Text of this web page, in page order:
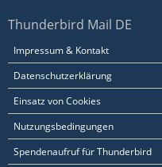
Thunderbird Mail DE
Impressum & Kontakt
Datenschutzerklärung
Einsatz von Cookies
Nutzungsbedingungen
Spendenaufruf für Thunderbird